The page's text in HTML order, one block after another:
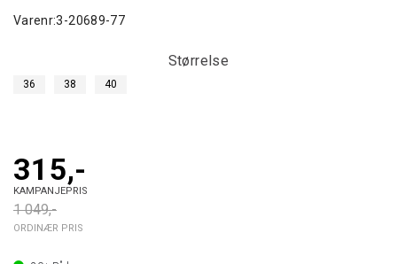
Varenr:3-20689-77
Størrelse
36 38 40
315,-
KAMPANJEPRIS
1 049,-
ORDINÆR PRIS